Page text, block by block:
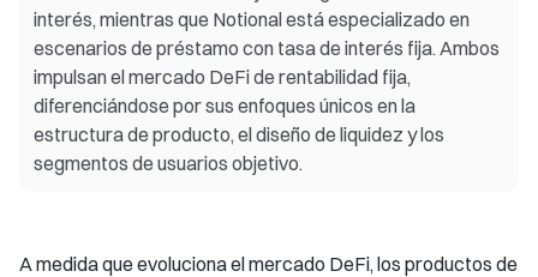
interés, mientras que Notional está especializado en
escenarios de préstamo con tasa de interés fija. Ambos
impulsan el mercado DeFi de rentabilidad fija,
diferenciándose por sus enfoques únicos en la
estructura de producto, el diseño de liquidez y los
segmentos de usuarios objetivo.
A medida que evoluciona el mercado DeFi, los productos de